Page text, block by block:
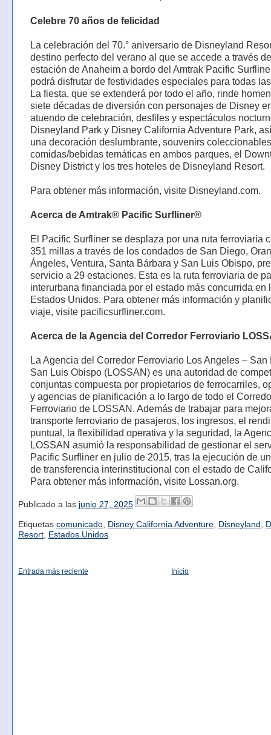
Celebre 70 años de felicidad
La celebración del 70.° aniversario de Disneyland
destino perfecto del verano al que se accede a través
estación de Anaheim a bordo del Amtrak Pacific
podrá disfrutar de festividades especiales para todas
La fiesta, que se extenderá por todo el año, rinde
siete décadas de diversión con personajes de Disney
atuendo de celebración, desfiles y espectáculos
Disneyland Park y Disney California Adventure Park,
una decoración deslumbrante, souvenirs
comidas/bebidas temáticas en ambos parques, el
Disney District y los tres hoteles de Disneyland Resort.
Para obtener más información, visite Disneyland.com.
Acerca de Amtrak® Pacific Surfliner®
El Pacific Surfliner se desplaza por una ruta ferroviaria
351 millas a través de los condados de San Diego,
Ángeles, Ventura, Santa Bárbara y San Luis Obispo,
servicio a 29 estaciones. Esta es la ruta ferroviaria de
interurbana financiada por el estado más concurrida en
Estados Unidos. Para obtener más información y
viaje, visite pacificsurfliner.com.
Acerca de la Agencia del Corredor Ferroviario
La Agencia del Corredor Ferroviario Los Angeles – San
San Luis Obispo (LOSSAN) es una autoridad de
conjuntas compuesta por propietarios de ferrocarriles,
y agencias de planificación a lo largo de todo el
Ferroviario de LOSSAN. Además de trabajar para
transporte ferroviario de pasajeros, los ingresos, el
puntual, la flexibilidad operativa y la seguridad, la
LOSSAN asumió la responsabilidad de gestionar el
Pacific Surfliner en julio de 2015, tras la ejecución de
de transferencia interinstitucional con el estado de
Para obtener más información, visite Lossan.org.
Publicado a las junio 27, 2025
Etiquetas comunicado, Disney California Adventure, Disneyland
Resort, Estados Unidos
Entrada más reciente Inicio